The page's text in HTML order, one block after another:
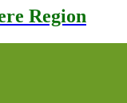
Region